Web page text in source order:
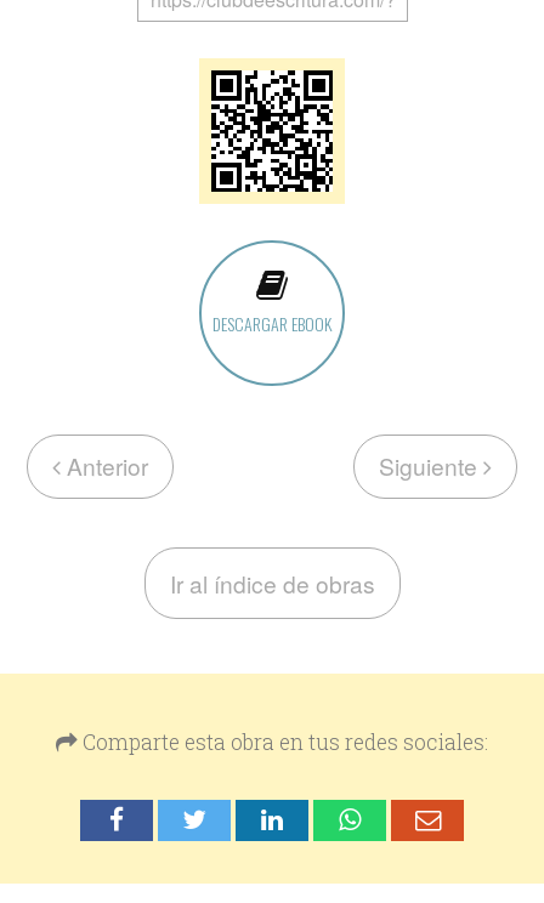
DESCARGAR EBOOK
Anterior Siguiente
Ir al índice de obras
Comparte esta obra en tus redes sociales: